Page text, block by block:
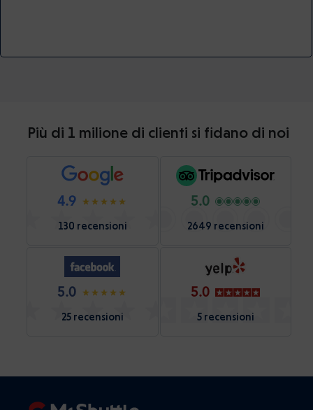
Più di 1 milione di clienti si fidano di noi
4.9
130 recensioni
5.0
2649 recensioni
5.0
25 recensioni
5.0
5 recensioni